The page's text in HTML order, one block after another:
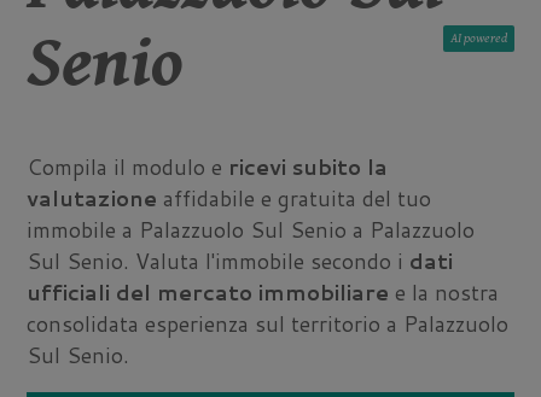
Senio
AI
Compila il modulo e ricevi subito la
valutazione affidabile e gratuita del tuo
immobile a Palazzuolo Sul Senio a Palazzuolo
Sul Senio. Valuta l'immobile secondo i dati
ufficiali del mercato immobiliare e la nostra
consolidata esperienza sul territorio a Palazzuolo
Sul Senio.